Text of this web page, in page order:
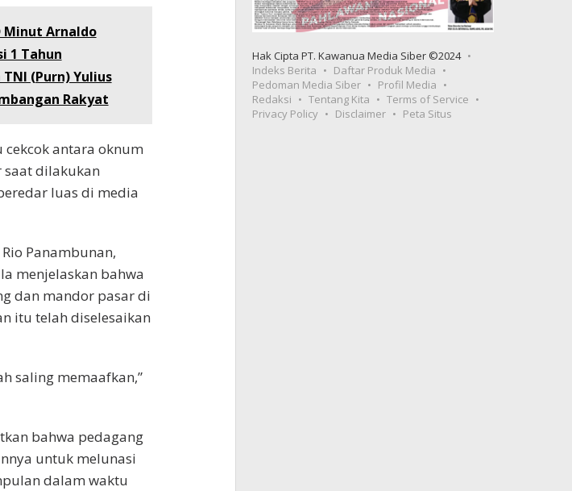
Minut Arnaldo
1 Tahun
(Purn) Yulius
Rakyat
antara oknum
saat dilakukan
luas di media
Panambunan,
menjelaskan bahwa
dan mandor pasar di
itu telah diselesaikan
saling memaafkan,”
bahwa pedagang
untuk melunasi
dalam waktu
Hak Cipta PT. Kawanua Media Siber ©2024
Indeks Berita
Daftar Produk Media
Pedoman Media Siber
Profil Media
Redaksi
Tentang Kita
Terms of Service
Privacy Policy
Disclaimer Peta Situs